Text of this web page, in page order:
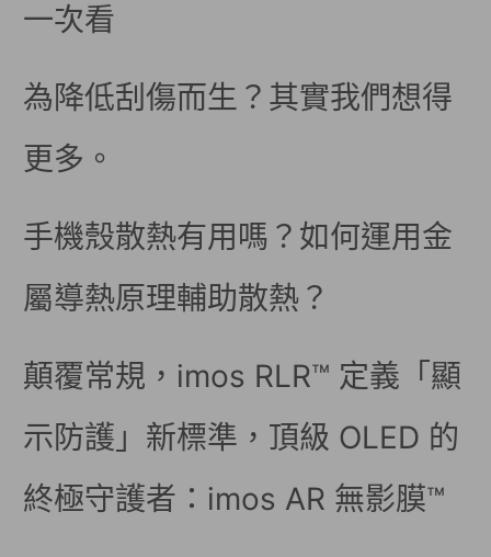
一次看
為降低刮傷而生？其實我們想得
更多。
手機殼散熱有用嗎？如何運用金
屬導熱原理輔助散熱？
顛覆常規，imos RLR™ 定義「顯
示防護」新標準，頂級 OLED 的
終極守護者：imos AR 無影膜™